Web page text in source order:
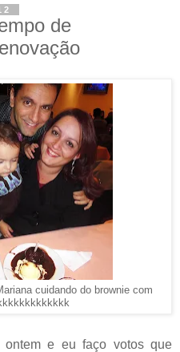
de
cuidando do brownie com
ontem e eu faço votos que